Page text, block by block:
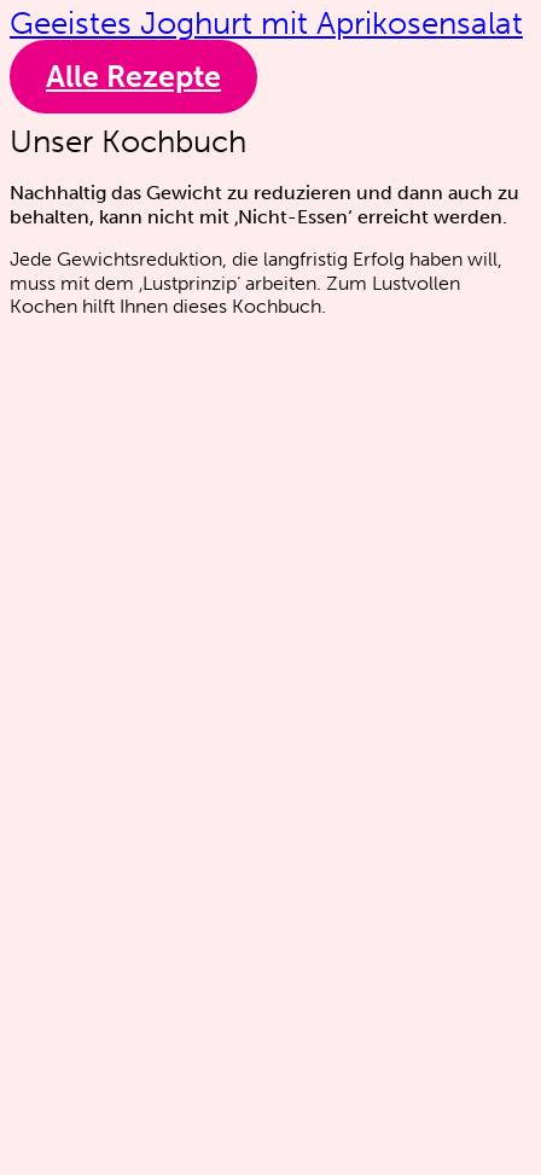
Geeistes Joghurt mit Aprikosensalat
Alle Rezepte
Unser Kochbuch
Nachhaltig das Gewicht zu reduzieren und dann auch zu
behalten, kann nicht mit ‚Nicht-Essen‘ erreicht werden.
Jede Gewichtsreduktion, die langfristig Erfolg haben will,
muss mit dem ‚Lustprinzip‘ arbeiten. Zum Lustvollen
Kochen hilft Ihnen dieses Kochbuch.